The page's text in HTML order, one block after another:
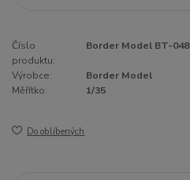
Číslo
produktu:
Border Model BT-048
Výrobce:
Border Model
Měřítko:
1/35
Do oblíbených